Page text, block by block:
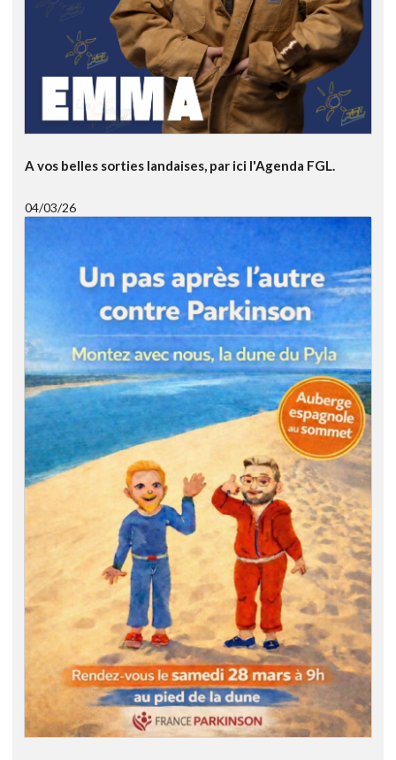
A vos belles sorties landaises, par ici l'Agenda FGL.
04/03/26